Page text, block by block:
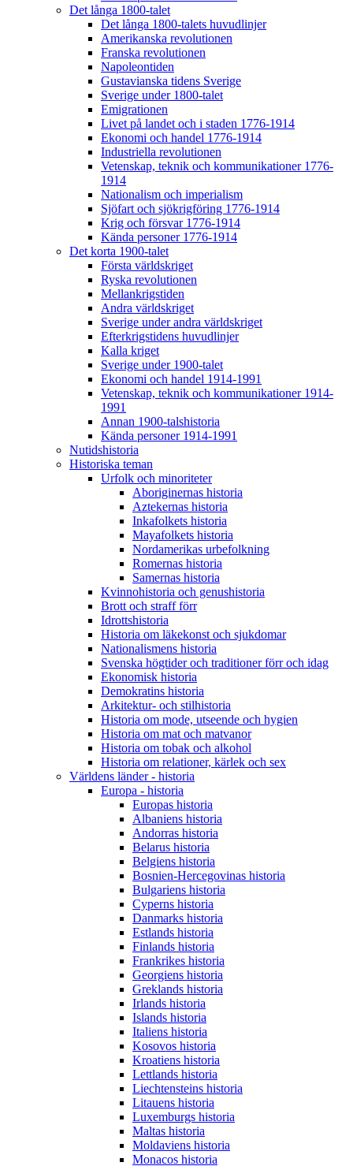
Det långa 1800-talet
Det långa 1800-talets huvudlinjer
Amerikanska revolutionen
Franska revolutionen
Napoleontiden
Gustavianska tidens Sverige
Sverige under 1800-talet
Emigrationen
Livet på landet och i staden 1776-1914
Ekonomi och handel 1776-1914
Industriella revolutionen
Vetenskap, teknik och kommunikationer 1776-
1914
Nationalism och imperialism
Sjöfart och sjökrigföring 1776-1914
Krig och försvar 1776-1914
Kända personer 1776-1914
Det korta 1900-talet
Första världskriget
Ryska revolutionen
Mellankrigstiden
Andra världskriget
Sverige under andra världskriget
Efterkrigstidens huvudlinjer
Kalla kriget
Sverige under 1900-talet
Ekonomi och handel 1914-1991
Vetenskap, teknik och kommunikationer 1914-
1991
Annan 1900-talshistoria
Kända personer 1914-1991
Nutidshistoria
Historiska teman
Urfolk och minoriteter
Aboriginernas historia
Aztekernas historia
Inkafolkets historia
Mayafolkets historia
Nordamerikas urbefolkning
Romernas historia
Samernas historia
Kvinnohistoria och genushistoria
Brott och straff förr
Idrottshistoria
Historia om läkekonst och sjukdomar
Nationalismens historia
Svenska högtider och traditioner förr och idag
Ekonomisk historia
Demokratins historia
Arkitektur- och stilhistoria
Historia om mode, utseende och hygien
Historia om mat och matvanor
Historia om tobak och alkohol
Historia om relationer, kärlek och sex
Världens länder - historia
Europa - historia
Europas historia
Albaniens historia
Andorras historia
Belarus historia
Belgiens historia
Bosnien-Hercegovinas historia
Bulgariens historia
Cyperns historia
Danmarks historia
Estlands historia
Finlands historia
Frankrikes historia
Georgiens historia
Greklands historia
Irlands historia
Islands historia
Italiens historia
Kosovos historia
Kroatiens historia
Lettlands historia
Liechtensteins historia
Litauens historia
Luxemburgs historia
Maltas historia
Moldaviens historia
Monacos historia